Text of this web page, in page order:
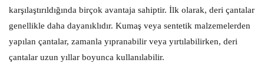
karşılaştırıldığında birçok avantaja sahiptir. İlk olarak, deri çantalar
genellikle daha dayanıklıdır. Kumaş veya sentetik malzemelerden
yapılan çantalar, zamanla yıpranabilir veya yırtılabilirken, deri
çantalar uzun yıllar boyunca kullanılabilir.